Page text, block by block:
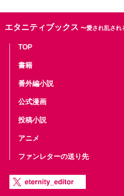
エタニティブックス 〜愛され乱され
TOP
書籍
番外編小説
公式漫画
投稿小説
アニメ
ファンレターの送り先